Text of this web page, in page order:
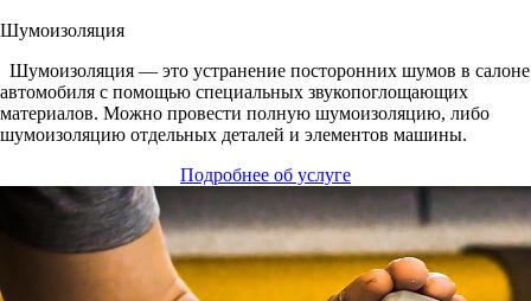
Шумоизоляция
Шумоизоляция ― это устранение посторонних шумов в салоне
автомобиля с помощью специальных звукопоглощающих
материалов. Можно провести полную шумоизоляцию, либо
шумоизоляцию отдельных деталей и элементов машины.
Подробнее об услуге